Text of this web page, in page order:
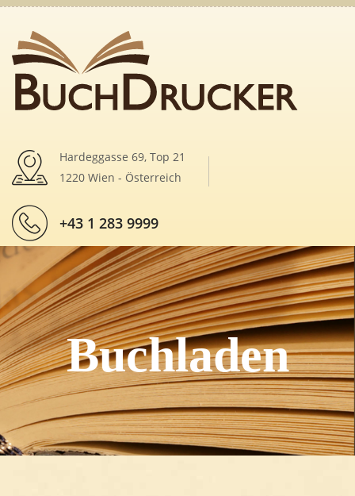
Hardeggasse 69, Top 21
1220 Wien - Österreich
+43 1 283 9999
Buchladen